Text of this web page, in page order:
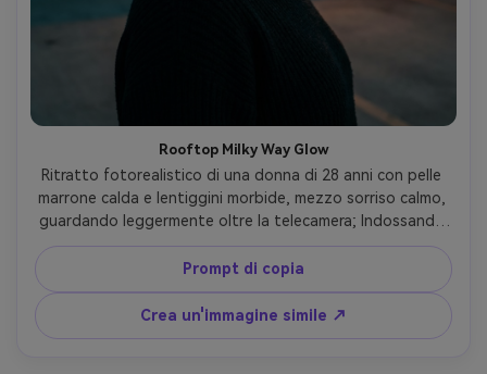
Rooftop Milky Way Glow
Ritratto fotorealistico di una donna di 28 anni con pelle
marrone calda e lentiggini morbide, mezzo sorriso calmo,
guardando leggermente oltre la telecamera; Indossando
un girocollo nero, orecchini a cerchio d'argento, capelli in
un coccino basso; in piedi sul tetto di una città con la Via
Lattea che si arca sopra e lo skyline debole bokeh; chiave
fresca della luce di luna con sottile luce del bordo caldo
sulla linea dei capelli; Sony A7IV, 85mm f/1.4, profondità di
Prompt di copia
Crea un'immagine simile ↗